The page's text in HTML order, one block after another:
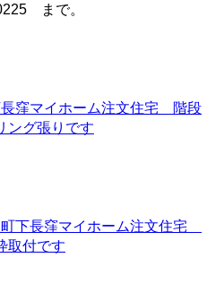
まで。
窪マイホーム注文住宅 階段
ング張りです
下長窪マイホーム注文住宅
取付です